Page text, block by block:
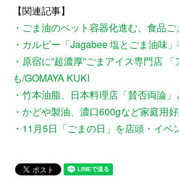
【関連記事】
・ごま油のペット容器化進む、食品
・カルビー「Jagabee 塩とごま油味
・原宿に”超濃厚”ごまアイス専門店
も/GOMAYA KUKI
・竹本油脂、日本料理店「賛否両論
・かどや製油、濃口600gなど家庭用
・11月5日「ごまの日」を店頭・イ